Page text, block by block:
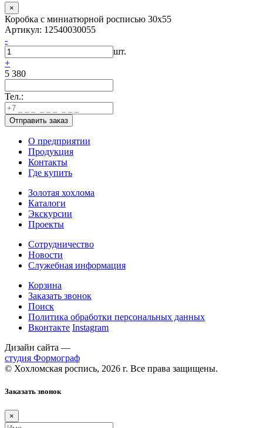
×
Коробка с миниатюрной росписью 30х55
Артикул: 12540030055
-
шт.
+
5 380
Тел.:
О предприятии
Продукция
Контакты
Где купить
Золотая хохлома
Каталоги
Экскурсии
Проекты
Сотрудничество
Новости
Служебная информация
Корзина
Заказать звонок
Поиск
Политика обработки персональных данных
Вконтакте Instagram
Дизайн сайта —
студия Формограф
© Хохломская роспись, 2026 г. Все права защищены.
Заказать звонок
×